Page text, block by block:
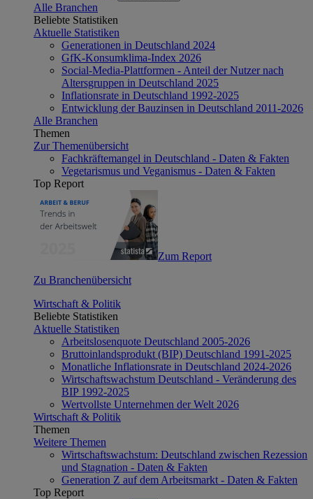
Alle Branchen
Beliebte Statistiken
Aktuelle Statistiken
Generationen in Deutschland 2024
GfK-Konsumklima-Index 2026
Social-Media-Plattformen - Anteil der Nutzer nach
Altersgruppen in Deutschland 2025
Inflationsrate in Deutschland 1992-2025
Entwicklung der Bauzinsen in Deutschland 2011-2026
Alle Branchen
Themen
Zur Themenübersicht
Fachkräftemangel in Deutschland - Daten & Fakten
Vegetarismus und Veganismus - Daten & Fakten
Top Report
Zum Report
Zu Branchenübersicht
Wirtschaft & Politik
Beliebte Statistiken
Aktuelle Statistiken
Arbeitslosenquote Deutschland 2005-2026
Bruttoinlandsprodukt (BIP) Deutschland 1991-2025
Monatliche Inflationsrate in Deutschland 2024-2026
Wirtschaftswachstum Deutschland - Veränderung des
BIP 1992-2025
Wertvollste Unternehmen der Welt 2026
Wirtschaft & Politik
Themen
Weitere Themen
Wirtschaftswachstum: Deutschland zwischen Rezession
und Stagnation - Daten & Fakten
Generation Z auf dem Arbeitsmarkt - Daten & Fakten
Top Report